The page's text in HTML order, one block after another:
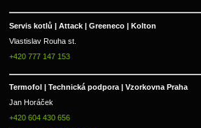
Servis kotlů | Attack | Greeneco | Kolton
Vlastislav Rouha st.
+420 777 147 153
Termofol | Technická podpora | Vzorkovna Praha
Jan Horáček
+420 604 430 656